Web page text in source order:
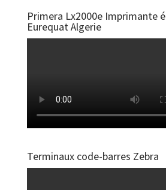
Primera Lx2000e Imprimante
Eurequat Algerie
Terminaux code-barres Zebra